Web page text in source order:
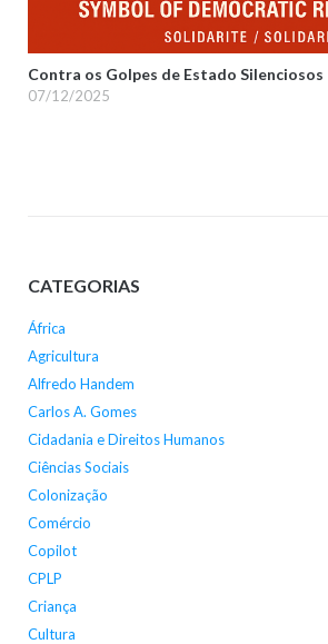
Contra os Golpes de Estado Silenciosos
07/12/2025
CATEGORIAS
África
Agricultura
Alfredo Handem
Carlos A. Gomes
Cidadania e Direitos Humanos
Ciências Sociais
Colonização
Comércio
Copilot
CPLP
Criança
Cultura